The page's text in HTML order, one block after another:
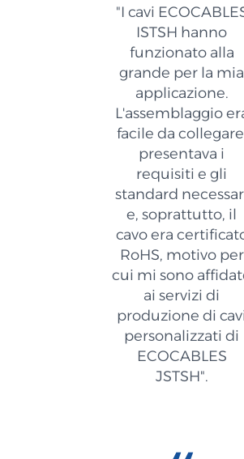
"I cavi
ISTSH hanno
funzionato alla
grande per la mia
applicazione.
L'assemblaggio
facile da
presentava i
requisiti e gli
standard
e, soprattutto, il
cavo era
RoHS, motivo per
cui mi sono
ai servizi di
produzione di
personalizzati di
ECOCABLES
JSTSH".